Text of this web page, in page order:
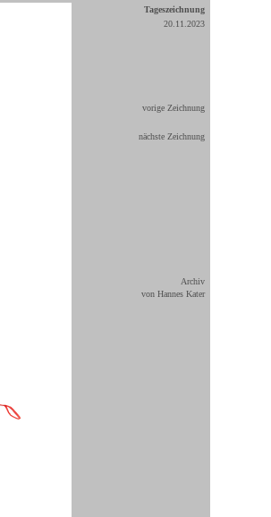
Tageszeichnung
20.11.2023
vorige Zeichnung
nächste Zeichnung
Archiv
von Hannes Kater